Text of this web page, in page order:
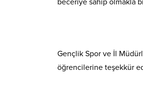
Gençlik Spor ve İl
öğrencilerine teşekkür